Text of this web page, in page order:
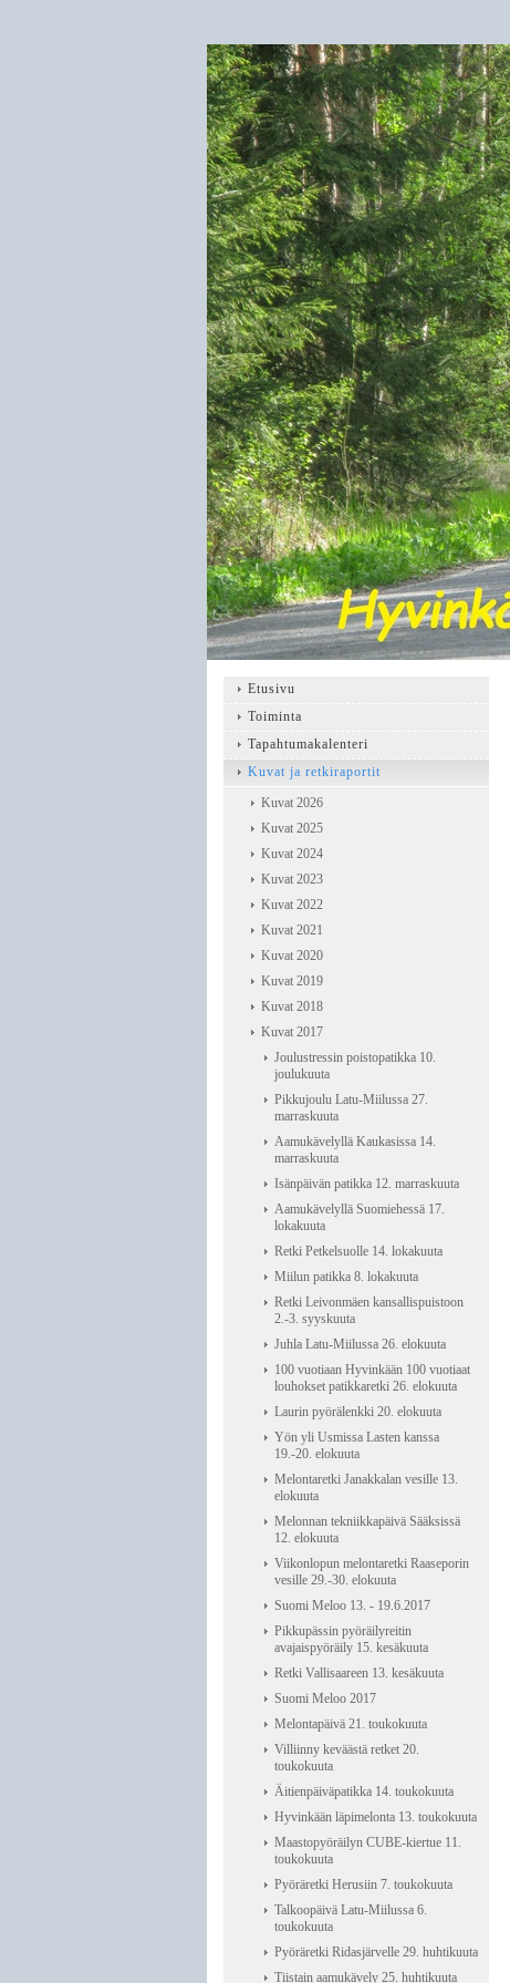
Etusivu
Toiminta
Tapahtumakalenteri
Kuvat ja retkiraportit
Kuvat 2026
Kuvat 2025
Kuvat 2024
Kuvat 2023
Kuvat 2022
Kuvat 2021
Kuvat 2020
Kuvat 2019
Kuvat 2018
Kuvat 2017
Joulustressin poistopatikka 10.
joulukuuta
Pikkujoulu Latu-Miilussa 27.
marraskuuta
Aamukävelyllä Kaukasissa 14.
marraskuuta
Isänpäivän patikka 12. marraskuuta
Aamukävelyllä Suomiehessä 17.
lokakuuta
Retki Petkelsuolle 14. lokakuuta
Miilun patikka 8. lokakuuta
Retki Leivonmäen kansallispuistoon
2.-3. syyskuuta
Juhla Latu-Miilussa 26. elokuuta
100 vuotiaan Hyvinkään 100 vuotiaat
louhokset patikkaretki 26. elokuuta
Laurin pyörälenkki 20. elokuuta
Yön yli Usmissa Lasten kanssa
19.-20. elokuuta
Melontaretki Janakkalan vesille 13.
elokuuta
Melonnan tekniikkapäivä Sääksissä
12. elokuuta
Viikonlopun melontaretki Raaseporin
vesille 29.-30. elokuuta
Suomi Meloo 13. - 19.6.2017
Pikkupässin pyöräilyreitin
avajaispyöräily 15. kesäkuuta
Retki Vallisaareen 13. kesäkuuta
Suomi Meloo 2017
Melontapäivä 21. toukokuuta
Villiinny keväästä retket 20.
toukokuuta
Äitienpäiväpatikka 14. toukokuuta
Hyvinkään läpimelonta 13. toukokuuta
Maastopyöräilyn CUBE-kiertue 11.
toukokuuta
Pyöräretki Herusiin 7. toukokuuta
Talkoopäivä Latu-Miilussa 6.
toukokuuta
Pyöräretki Ridasjärvelle 29. huhtikuuta
Tiistain aamukävely 25. huhtikuuta